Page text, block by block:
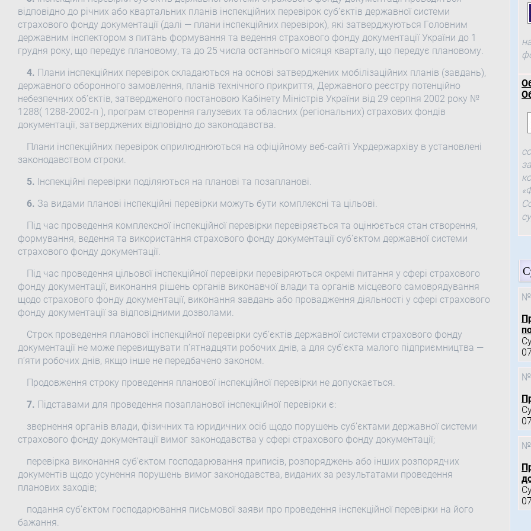
відповідно до річних або квартальних планів інспекційних перевірок суб’єктів державної системи
страхового фонду документації (далі — плани інспекційних перевірок), які затверджуються Головним
державним інспектором з питань формування та ведення страхового фонду документації України до 1
грудня року, що передує плановому, та до 25 числа останнього місяця кварталу, що передує плановому.
4. Плани інспекційних перевірок складаються на основі затверджених мобілізаційних планів (завдань),
державного оборонного замовлення, планів технічного прикриття, Державного реєстру потенційно
небезпечних об’єктів, затвердженого постановою Кабінету Міністрів України від 29 серпня 2002 року №
1288( 1288-2002-п ), програм створення галузевих та обласних (регіональних) страхових фондів
документації, затверджених відповідно до законодавства.
Плани інспекційних перевірок оприлюднюються на офіційному веб-сайті Укрдержархіву в установлені
законодавством строки.
5. Інспекційні перевірки поділяються на планові та позапланові.
6. За видами планові інспекційні перевірки можуть бути комплексні та цільові.
Під час проведення комплексної інспекційної перевірки перевіряється та оцінюється стан створення,
формування, ведення та використання страхового фонду документації суб’єктом державної системи
страхового фонду документації.
Під час проведення цільової інспекційної перевірки перевіряються окремі питання у сфері страхового
фонду документації, виконання рішень органів виконавчої влади та органів місцевого самоврядування
щодо страхового фонду документації, виконання завдань або провадження діяльності у сфері страхового
фонду документації за відповідними дозволами.
Строк проведення планової інспекційної перевірки суб’єктів державної системи страхового фонду
документації не може перевищувати п’ятнадцяти робочих днів, а для суб’єкта малого підприємництва —
п’яти робочих днів, якщо інше не передбачено законом.
Продовження строку проведення планової інспекційної перевірки не допускається.
7. Підставами для проведення позапланової інспекційної перевірки є:
звернення органів влади, фізичних та юридичних осіб щодо порушень суб’єктами державної системи
страхового фонду документації вимог законодавства у сфері страхового фонду документації;
перевірка виконання суб'єктом господарювання приписів, розпоряджень або інших розпорядчих
документів щодо усунення порушень вимог законодавства, виданих за результатами проведення
планових заходів;
подання суб’єктом господарювання письмової заяви про проведення інспекційної перевірки на його
бажання.